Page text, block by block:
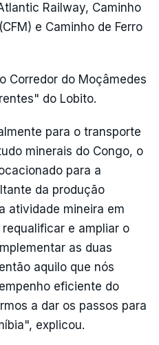
Railway, Caminho
e Caminho de Ferro
Corredor do Moçâmedes
do Lobito.
para o transporte
minerais do Congo, o
para a
da produção
atividade mineira em
e ampliar o
as duas
aquilo que nós
eficiente do
a dar os passos para
explicou.